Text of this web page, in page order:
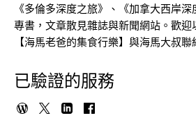
《多倫多深度之旅》、《加拿大西岸
專書，文章散見雜誌與新聞網站。歡
【海馬老爸的集食行樂】與海馬大叔聯
已驗證的服務